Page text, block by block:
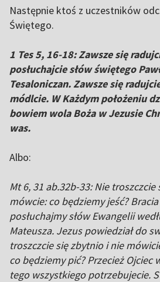
Następnie ktoś z uczestników
Świętego.
1 Tes 5, 16-18: Zawsze się
posłuchajcie słów świętego
Tesaloniczan. Zawsze się
módlcie. W Każdym położeniu
bowiem wola Boża w Jezusie
was.
Albo:
Mt 6, 31 ab.32b-33: Nie
mówcie: co będziemy jeść?
posłuchajmy słów Ewangelii
Mateusza. Jezus powiedział do
troszczcie się zbytnio i nie
co będziemy pić? Przecież Ojciec
tego wszystkiego potrzebujecie.